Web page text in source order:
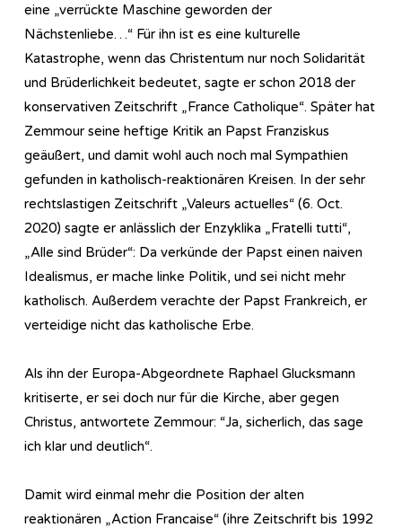
eine „verrückte Maschine geworden der
Nächstenliebe…“ Für ihn ist es eine kulturelle
Katastrophe, wenn das Christentum nur noch Solidarität
und Brüderlichkeit bedeutet, sagte er schon 2018 der
konservativen Zeitschrift „France Catholique“. Später hat
Zemmour seine heftige Kritik an Papst Franziskus
geäußert, und damit wohl auch noch mal Sympathien
gefunden in katholisch-reaktionären Kreisen. In der sehr
rechtslastigen Zeitschrift „Valeurs actuelles“ (6. Oct.
2020) sagte er anlässlich der Enzyklika „Fratelli tutti“,
„Alle sind Brüder“: Da verkünde der Papst einen naiven
Idealismus, er mache linke Politik, und sei nicht mehr
katholisch. Außerdem verachte der Papst Frankreich, er
verteidige nicht das katholische Erbe.
Als ihn der Europa-Abgeordnete Raphael Glucksmann
kritiserte, er sei doch nur für die Kirche, aber gegen
Christus, antwortete Zemmour: “Ja, sicherlich, das sage
ich klar und deutlich“.
Damit wird einmal mehr die Position der alten
reaktionären „Action Francaise“ (ihre Zeitschrift bis 1992